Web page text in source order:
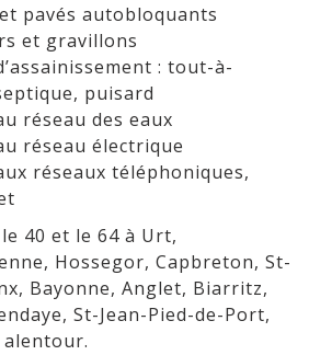
pavés autobloquants
et gravillons
: tout-à-
puisard
réseau des eaux
réseau électrique
réseaux téléphoniques,
40 et le 64 à Urt,
Hossegor, Capbreton, St-
Bayonne, Anglet, Biarritz,
St-Jean-Pied-de-Port,